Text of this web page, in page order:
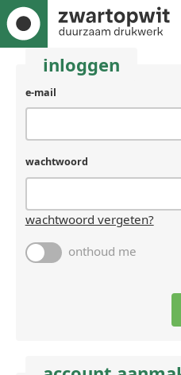
inloggen
gebruikersnaam
(laat
als
een
mens
e-mail
wachtwoord
wachtwoord vergeten?
onthoud me